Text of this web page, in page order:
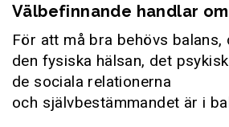
Välbefinnande handlar
För att må bra behövs balans,
den fysiska hälsan, det
de sociala relationerna
och självbestämmandet är i